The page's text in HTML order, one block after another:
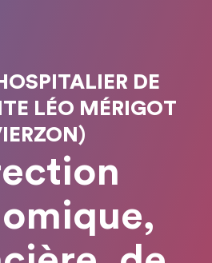
DE
LÉO MÉRIGOT